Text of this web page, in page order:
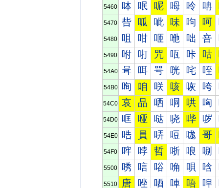
5460 呠 呡 呢 呣 呤 呥
5470 呰 呱 呲 味 呴 呵
5480 咀 咁 咂 咃 咄 咅
5490 咐 咑 咒 咓 咔 咕
54A0 咠 咡 咢 咣 咤 咥
54B0 咰 咱 咲 咳 咴 咵
54C0 哀 品 哂 哃 哄 哅
54D0 哐 哑 哒 哓 哔 哕
54E0 哠 員 哢 哣 哤 哥
54F0 哰 哱 哲 哳 哴 哵
5500 唀 唁 唂 唃 唄 唅
5510 唐 唑 唒 唓 唔 唕